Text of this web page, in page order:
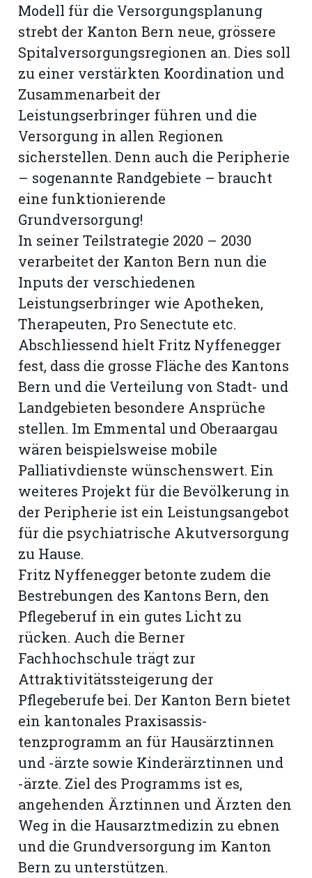
Modell für die Versorgungsplanung
strebt der Kanton Bern neue, grössere
Spitalversorgungsregionen an. Dies soll
zu einer verstärkten Koordination und
Zusammenarbeit der
Leistungserbringer führen und die
Versorgung in allen Regionen
sicherstellen. Denn auch die Peripherie
– sogenannte Randgebiete – braucht
eine funktionierende
Grundversorgung!
In seiner Teilstrategie 2020 – 2030
verarbeitet der Kanton Bern nun die
Inputs der verschiedenen
Leistungserbringer wie Apotheken,
Therapeuten, Pro Senectute etc.
Abschliessend hielt Fritz Nyffenegger
fest, dass die grosse Fläche des Kantons
Bern und die Verteilung von Stadt- und
Landgebieten besondere Ansprüche
stellen. Im Emmental und Oberaargau
wären beispielsweise mobile
Palliativdienste wünschenswert. Ein
weiteres Projekt für die Bevölkerung in
der Peripherie ist ein Leistungsangebot
für die psychiatrische Akutversorgung
zu Hause.
Fritz Nyffenegger betonte zudem die
Bestrebungen des Kantons Bern, den
Pflegeberuf in ein gutes Licht zu
rücken. Auch die Berner
Fachhochschule trägt zur
Attraktivitätssteigerung der
Pflegeberufe bei. Der Kanton Bern bietet
ein kantonales Praxisassis­
tenzprogramm an für Hausärztinnen
und -ärzte sowie Kinderärztinnen und
-ärzte. Ziel des Programms ist es,
angehenden Ärztinnen und Ärzten den
Weg in die Hausarztmedizin zu ebnen
und die Grundversorgung im Kanton
Bern zu unterstützen.